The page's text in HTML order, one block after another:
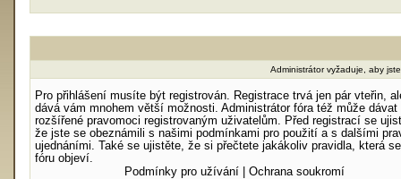
Administrátor vyžaduje, aby
Pro přihlášení musíte být registrován. Registrace trvá jen pár vteřin,
dává vám mnohem větší možnosti. Administrátor fóra též může dávat
rozšířené pravomoci registrovaným uživatelům. Před registrací se
že jste se obeznámili s našimi podmínkami pro použití a s dalšími
ujednáními. Také se ujistěte, že si přečtete jakákoliv pravidla, která
fóru objeví.
Podmínky pro užívání
Ochrana soukromí